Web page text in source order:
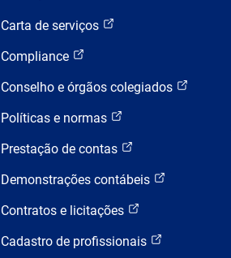
Carta de serviços
Compliance
Conselho e órgãos colegiados
Políticas e normas
Prestação de contas
Demonstrações contábeis
Contratos e licitações
Cadastro de profissionais